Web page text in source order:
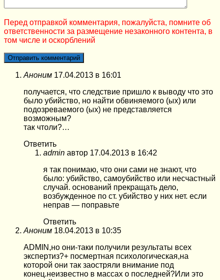
Перед отправкой комментария, пожалуйста, помните об
ответственности за размещение незаконного контента, в
том числе и оскорблений
Аноним 17.04.2013 в 16:01
получается, что следствие пришло к выводу что это
было убийство, но найти обвиняемого (ых) или
подозреваемого (ых) не представляется
возможным?
так чтоли?…
Ответить
admin автор 17.04.2013 в 16:42
я так понимаю, что они сами не знают, что
было: убийство, самоубийство или несчастный
случай. оснований прекращать дело,
возбужденное по ст. убийство у них нет. если
неправ — поправьте
Ответить
Аноним 18.04.2013 в 10:35
ADMIN,но они-таки получили результаты всех
экспертиз?+ посмертная психологическая,на
которой они так заостряли внимание под
конец.неизвестно в массах о последней?Или это